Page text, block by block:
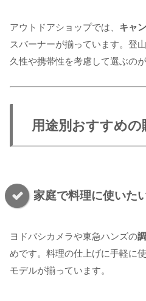
アウトドアショップでは、 キャ
スバーナーが揃っています。登
久性や携帯性を考慮して選ぶの
用途別おすすめの
家庭で料理に使いた
ヨドバシカメラや東急ハンズの
めです。料理の仕上げに手軽に
モデルが揃っています。